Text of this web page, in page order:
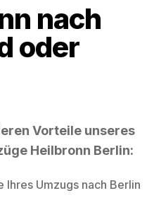
nach
oder
Vorteile unseres
Heilbronn Berlin:
Umzugs nach Berlin